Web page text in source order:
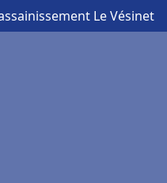
Le Vésinet